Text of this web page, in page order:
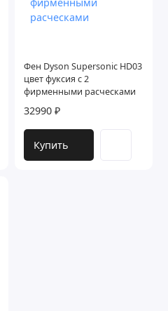
Фен Dyson Supersonic HD03
цвет фуксия с 2
фирменными расческами
32990 ₽
Купить